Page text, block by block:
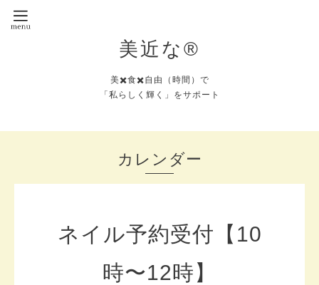
美近な®︎
美✖️食✖️自由（時間）で
「私らしく輝く」をサポート
カレンダー
ネイル予約受付【10
時〜12時】